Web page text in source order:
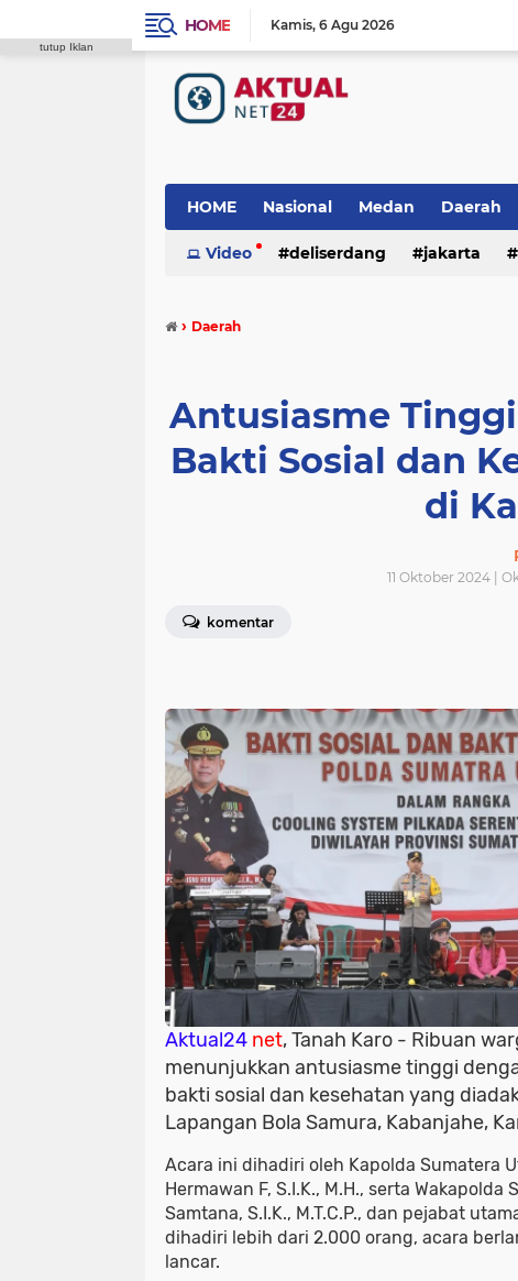
HOME Kamis 6 Agu 2026
HOME Nasional Medan Daerah
Video deliserdang jakarta
› Daerah
Antusiasme
Bakti Sosial dan
di
11 Oktober 2024 |
komentar
Aktual24 net, Tanah Karo - Ribuan
menunjukkan antusiasme tinggi
bakti sosial dan kesehatan yang
Lapangan Bola Samura, Kabanjahe,
Acara ini dihadiri oleh Kapolda Sumatera
Hermawan F, S.I.K., M.H., serta Wakapolda
Samtana, S.I.K., M.T.C.P., dan pejabat
dihadiri lebih dari 2.000 orang, acara
lancar.
tutup Iklan